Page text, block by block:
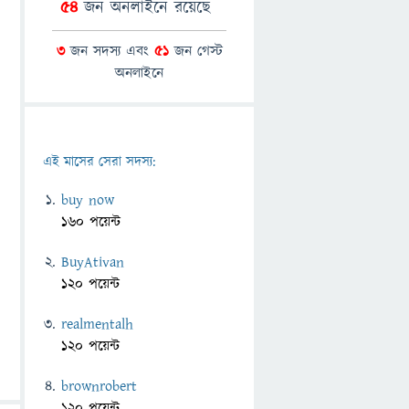
54জন অনলাইনে রয়েছে
3জন সদস্য এবং 51জন গেস্ট
অনলাইনে
এই মাসের সেরা সদস্য:
buy now
160 পয়েন্ট
BuyAtivan
120 পয়েন্ট
realmentalh
120 পয়েন্ট
brownrobert